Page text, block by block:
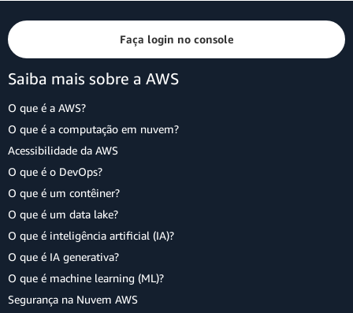
Faça login no console
Saiba mais sobre a AWS
O que é a AWS?
O que é a computação em nuvem?
Acessibilidade da AWS
O que é o DevOps?
O que é um contêiner?
O que é um data lake?
O que é inteligência artificial (IA)?
O que é IA generativa?
O que é machine learning (ML)?
Segurança na Nuvem AWS